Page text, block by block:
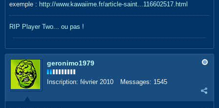
exemple : http://www.kawaiime.fr/article-saint...116602517.html
RIP Player Two... ou pas !
geronimo1979
Inscription: février 2010 Messages: 1545